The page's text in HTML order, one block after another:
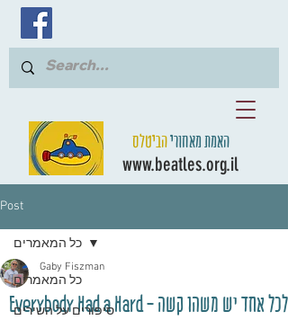
האמת מאחוריהביטלס
www.beatles.org.il
Post
כל המאמרים
סיפורים על השירים
כל המאמרים
לכל אחד יש משהו קשה - Everybody Had a Hard
Gaby Fiszman